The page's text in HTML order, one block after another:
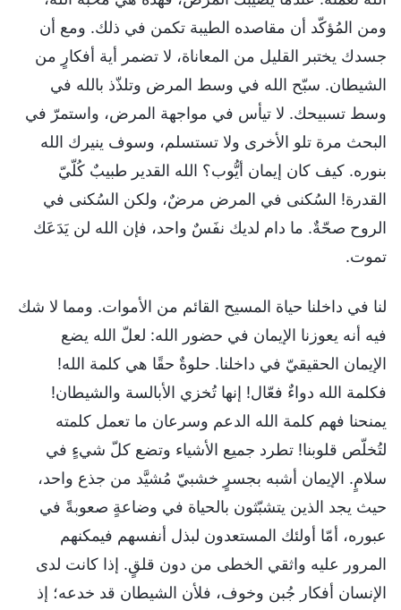
ومن المُؤكّد أن مقاصده الطيبة تكمن في ذلك. ومع أن
جسدك يختبر القليل من المعاناة، لا تضمر أية أفكارٍ من
الشيطان. سبّح الله في وسط المرض وتلذّذ بالله في
وسط تسبيحك. لا تيأس في مواجهة المرض، واستمرّ في
البحث مرة تلو الأخرى ولا تستسلم، وسوف ينيرك الله
بنوره. كيف كان إيمان أيُّوب؟ الله القدير طبيبٌ كُلّيّ
القدرة! السُكنى في المرض مرضٌ، ولكن السُكنى في
الروح صحّةٌ. ما دام لديك نفَسٌ واحد، فإن الله لن يَدَعَك
تموت.
لنا في داخلنا حياة المسيح القائم من الأموات. ومما لا شك
فيه أنه يعوزنا الإيمان في حضور الله: لعلّ الله يضع
الإيمان الحقيقيّ في داخلنا. حلوةٌ حقًا هي كلمة الله!
فكلمة الله دواءٌ فعّال! إنها تُخزي الأبالسة والشيطان!
يمنحنا فهم كلمة الله الدعم وسرعان ما تعمل كلمته
لتُخلّص قلوبنا! تطرد جميع الأشياء وتضع كلّ شيءٍ في
سلامٍ. الإيمان أشبه بجسرٍ خشبيّ مُشيَّد من جذع واحد،
حيث يجد الذين يتشبّثون بالحياة في وضاعةٍ صعوبةً في
عبوره، أمّا أولئك المستعدون لبذل أنفسهم فيمكنهم
المرور عليه واثقي الخطى من دون قلقٍ. إذا كانت لدى
الإنسان أفكار جُبن وخوف، فلأن الشيطان قد خدعه؛ إذ